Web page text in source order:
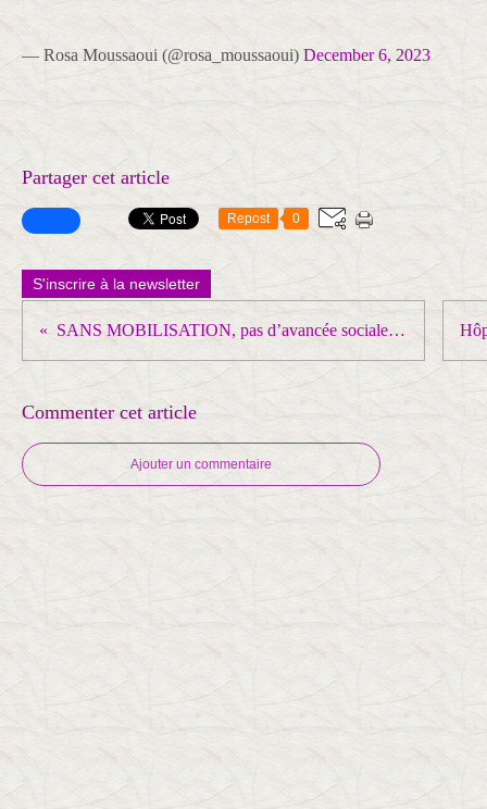
— Rosa Moussaoui (@rosa_moussaoui) December 6, 2023
Partager cet article
Repost 0
S'inscrire à la newsletter
SANS MOBILISATION, pas d’avancée sociale ! SANS GRÈVE, pas de progrès !
Commenter cet article
Ajouter un commentaire